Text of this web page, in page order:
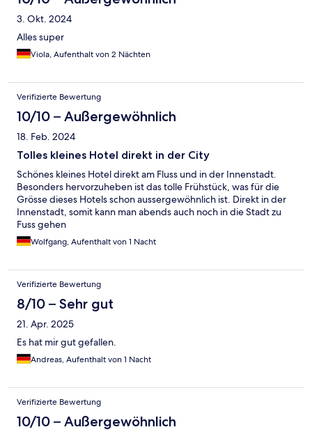
3. Okt. 2024
Alles super
Viola, Aufenthalt von 2 Nächten
Verifizierte Bewertung
10/10 – Außergewöhnlich
18. Feb. 2024
Tolles kleines Hotel direkt in der City
Schönes kleines Hotel direkt am Fluss und in der Innenstadt.
Besonders hervorzuheben ist das tolle Frühstück, was für die
Grösse dieses Hotels schon aussergewöhnlich ist. Direkt in der
Innenstadt, somit kann man abends auch noch in die Stadt zu
Fuss gehen
Wolfgang, Aufenthalt von 1 Nacht
Verifizierte Bewertung
8/10 – Sehr gut
21. Apr. 2025
Es hat mir gut gefallen.
Andreas, Aufenthalt von 1 Nacht
Verifizierte Bewertung
10/10 – Außergewöhnlich